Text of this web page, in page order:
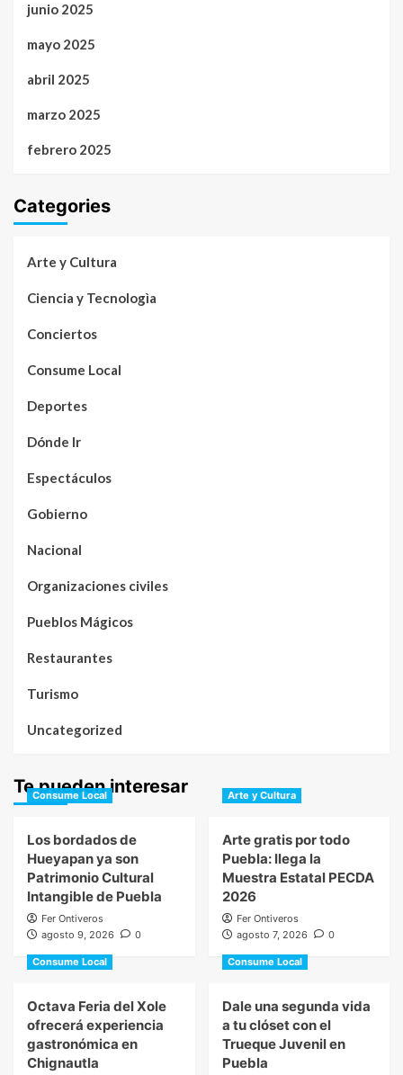
junio 2025
mayo 2025
abril 2025
marzo 2025
febrero 2025
Categories
Arte y Cultura
Ciencia y Tecnologìa
Conciertos
Consume Local
Deportes
Dónde Ir
Espectáculos
Gobierno
Nacional
Organizaciones civiles
Pueblos Mágicos
Restaurantes
Turismo
Uncategorized
Te pueden interesar
Consume Local
Los bordados de
Hueyapan ya son
Patrimonio Cultural
Intangible de Puebla
Fer Ontiveros
agosto 9, 2026
0
Arte y Cultura
Arte gratis por todo
Puebla: llega la
Muestra Estatal PECDA
2026
Fer Ontiveros
agosto 7, 2026
0
Consume Local
Octava Feria del Xole
ofrecerá experiencia
gastronómica en
Chignautla
Consume Local
Dale una segunda vida
a tu clóset con el
Trueque Juvenil en
Puebla